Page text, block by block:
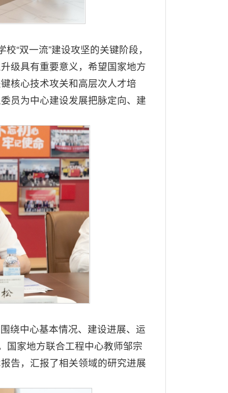
“双一流”建设攻坚的关键阶段，
级具有重要意义，希望国家地方
核心技术攻关和高层次人才培
员为中心建设发展把脉定向、建
绕中心基本情况、建设进展、运
国家地方联合工程中心教师邹宗
告，汇报了相关领域的研究进展